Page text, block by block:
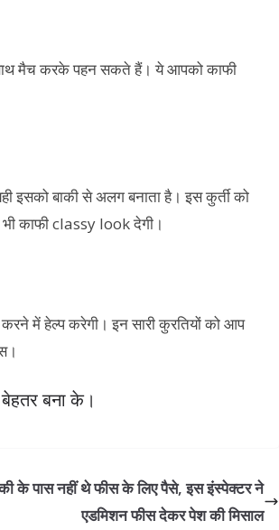
मैच करके पहन सकते हैं। ये आपको काफी
इसको बाकी से अलग बनाता है। इस कुर्ती को
काफी classy look देगी।
में हेल्प करेगी। इन सारी कुरतियों को आप
बना के।
के पास नहीं थे फीस के लिए पैसे, इस इंस्पेक्टर ने
एडमिशन फीस देकर पेश की मिसाल